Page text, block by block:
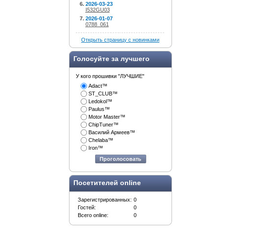
2026-03-23
I532GU03
2026-01-07
0788_061
Открыть страницу с новинками
Голосуйте за лучшего
У кого прошивки "ЛУЧШИЕ"
Adact™
ST_CLUB™
Ledokol™
Paulus™
Motor Master™
ChipTuner™
Василий Армеев™
Chelaba™
Iron™
Проголосовать
Посетителей online
Зарегистрированных: 0
Гостей:
0
Всего online:
0